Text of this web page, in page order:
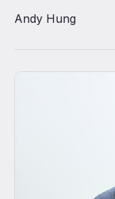
Andy Hung